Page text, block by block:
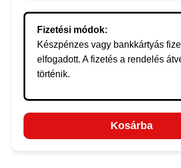
Fizetési módok:
Készpénzes vagy bankkártyás
elfogadott. A fizetés a rendelés
történik.
Kosárba